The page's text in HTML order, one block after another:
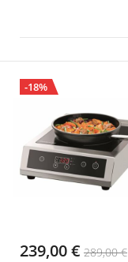
-18%
239,00 € 289,00 €